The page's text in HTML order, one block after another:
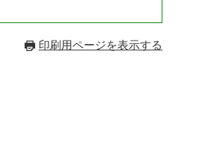
印刷用ページを表示する